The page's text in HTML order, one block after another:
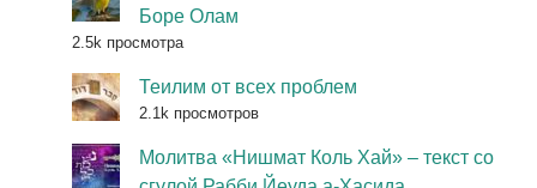
Боре Олам
2.5k просмотра
Теилим от всех проблем
2.1k просмотров
Молитва «Нишмат Коль Хай» – текст со